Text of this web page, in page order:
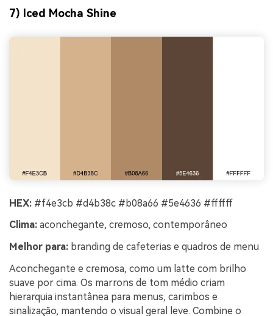
7) Iced Mocha Shine
HEX: #f4e3cb #d4b38c #b08a66 #5e4636 #ffffff
Clima: aconchegante, cremoso, contemporâneo
Melhor para: branding de cafeterias e quadros de menu
Aconchegante e cremosa, como um latte com brilho
suave por cima. Os marrons de tom médio criam
hierarquia instantânea para menus, carimbos e
sinalização, mantendo o visual geral leve. Combine o